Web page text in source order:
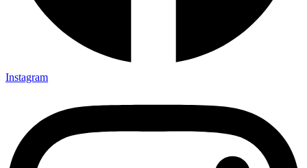
Instagram